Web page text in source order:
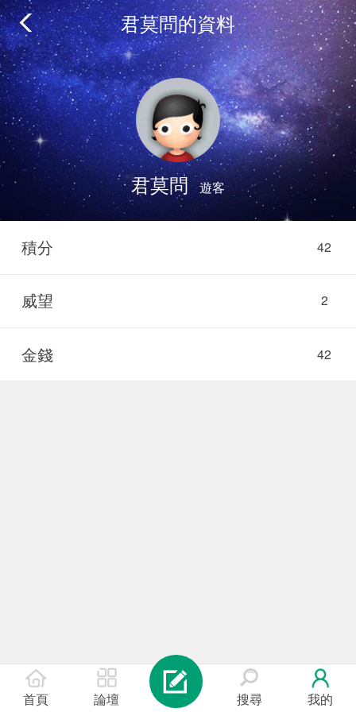
君莫問的資料
君莫問 遊客
42
積分
2
威望
42
金錢
首頁 論壇 搜尋 我的